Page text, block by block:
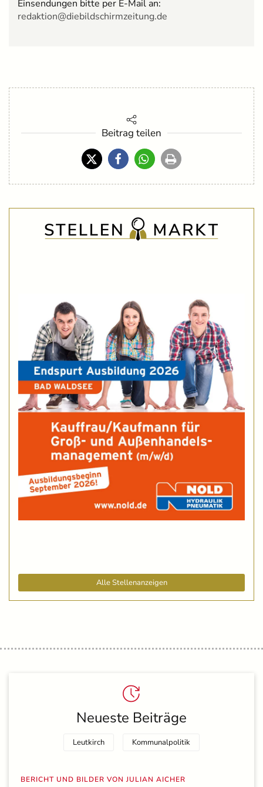
Einsendungen bitte per E-Mail an:
redaktion@diebildschirmzeitung.de
Beitrag teilen
Alle Stellenanzeigen
Neueste Beiträge
Leutkirch Kommunalpolitik
BERICHT UND BILDER VON JULIAN AICHER